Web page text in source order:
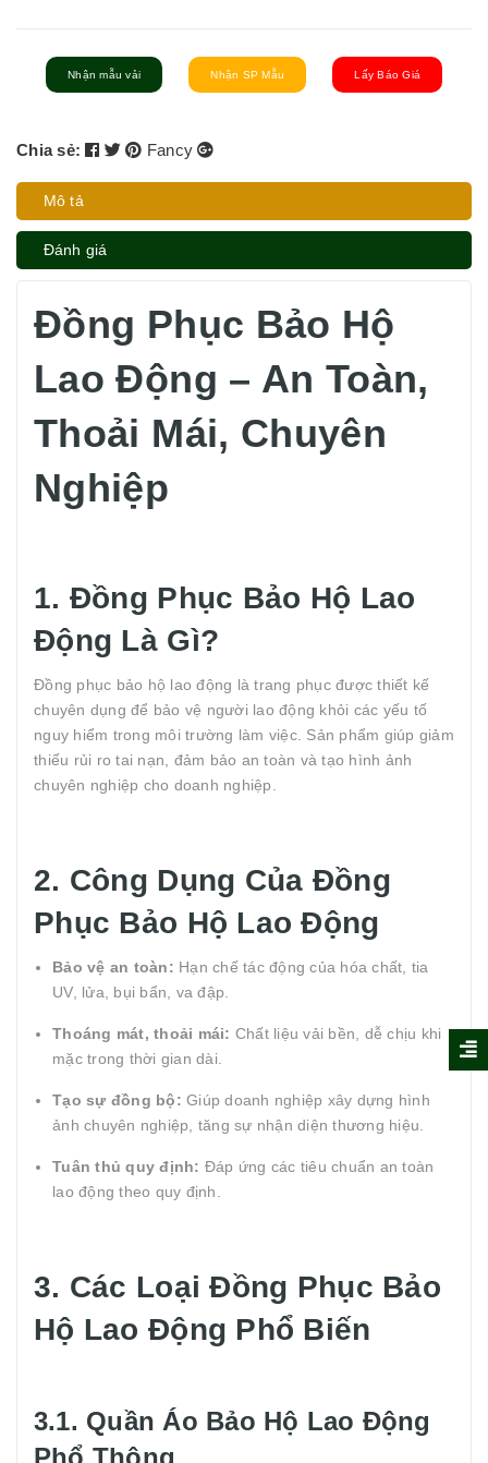
Nhận mẫu vải Nhận SP Mẫu Lấy Báo Giá
Chia sẻ: Fancy
Mô tả
Đánh giá
Đồng Phục Bảo Hộ
Lao Động – An Toàn,
Thoải Mái, Chuyên
Nghiệp
1. Đồng Phục Bảo Hộ Lao
Động Là Gì?
Đồng phục bảo hộ lao động là trang phục được thiết kế
chuyên dụng để bảo vệ người lao động khỏi các yếu tố
nguy hiểm trong môi trường làm việc. Sản phẩm giúp giảm
thiểu rủi ro tai nạn, đảm bảo an toàn và tạo hình ảnh
chuyên nghiệp cho doanh nghiệp.
2. Công Dụng Của Đồng
Phục Bảo Hộ Lao Động
Bảo vệ an toàn: Hạn chế tác động của hóa chất, tia
UV, lửa, bụi bẩn, va đập.
Thoáng mát, thoải mái: Chất liệu vải bền, dễ chịu khi
mặc trong thời gian dài.
Tạo sự đồng bộ: Giúp doanh nghiệp xây dựng hình
ảnh chuyên nghiệp, tăng sự nhận diện thương hiệu.
Tuân thủ quy định: Đáp ứng các tiêu chuẩn an toàn
lao động theo quy định.
3. Các Loại Đồng Phục Bảo
Hộ Lao Động Phổ Biến
3.1. Quần Áo Bảo Hộ Lao Động
Phổ Thông